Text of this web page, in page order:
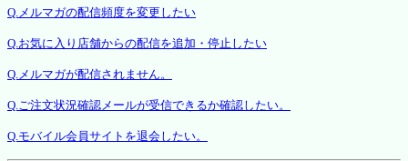
Q.メルマガの配信頻度を変更したい
Q.お気に入り店舗からの配信を追加・停止したい
Q.メルマガが配信されません。
Q.ご注文状況確認メールが受信できるか確認したい。
Q.モバイル会員サイトを退会したい。